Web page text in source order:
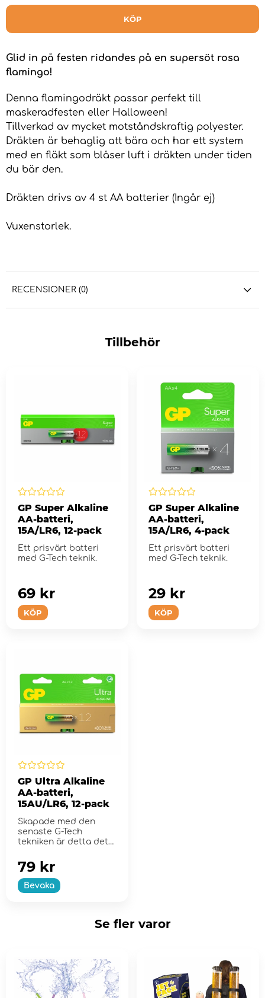
KÖP
Glid in på festen ridandes på en supersöt rosa
flamingo!
Denna flamingodräkt passar perfekt till
maskeradfesten eller Halloween!
Tillverkad av mycket motståndskraftig polyester.
Dräkten är behaglig att bära och har ett system
med en fläkt som blåser luft i dräkten under tiden
du bär den.
Dräkten drivs av 4 st AA batterier (Ingår ej)
Vuxenstorlek.
RECENSIONER (0)
Tillbehör
GP Super Alkaline
AA-batteri,
15A/LR6, 12-pack
Ett prisvärt batteri
med G-Tech teknik.
KÖP
69 kr
GP Super Alkaline
AA-batteri,
15A/LR6, 4-pack
Ett prisvärt batteri
med G-Tech teknik.
KÖP
29 kr
GP Ultra Alkaline
AA-batteri,
15AU/LR6, 12-pack
Skapade med den
senaste G-Tech
tekniken är detta det
batteriet.
Bevaka
79 kr
Se fler varor